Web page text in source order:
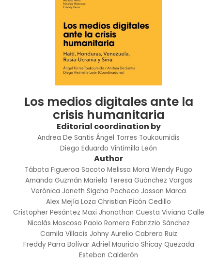
Los medios digitales ante la
crisis humanitaria
Editorial coordination by
Andrea De Santis Ángel Torres Toukoumidis
Diego Eduardo Vintimilla León
Author
Tábata Figueroa Sacoto Melissa Mora Wendy Pugo
Amanda Guzmán Mariela Teresa Guánchez Vargas
Verónica Janeth Sigcha Pacheco Jasson Marca
Alex Mejía Loza Christian Picón Cedillo
Cristopher Pesántez Maxi Jhonathan Cuesta Viviana Calle
Nicolás Moscoso Paolo Romero Fabrizzio Sánchez
Camila Villacís Johny Aurelio Cabrera Ruiz
Freddy Parra Bolívar Adriel Mauricio Shicay Quezada
Esteban Calderón